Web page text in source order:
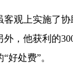
客观上实施了
，他获利的
好处费”。